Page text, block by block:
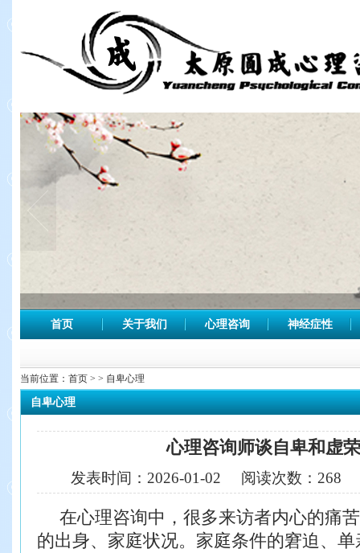
首页 关于我们 心理咨询 神经症性
当前位置： 首页 > > 自卑心理
自卑心理
心理咨询师谈自卑和虚
发表时间： 2026-01-02 阅读次数： 268
在心理咨询中，很多来访者内心的痛
的出身、家庭状况。家庭条件的窘迫、